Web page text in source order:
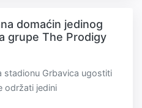
domaćin jedinog
grupe The Prodigy
stadionu Grbavica ugostiti
održati jedini